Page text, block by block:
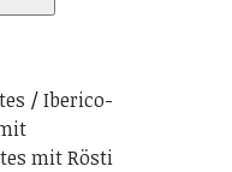
Iberico-
mit Rösti